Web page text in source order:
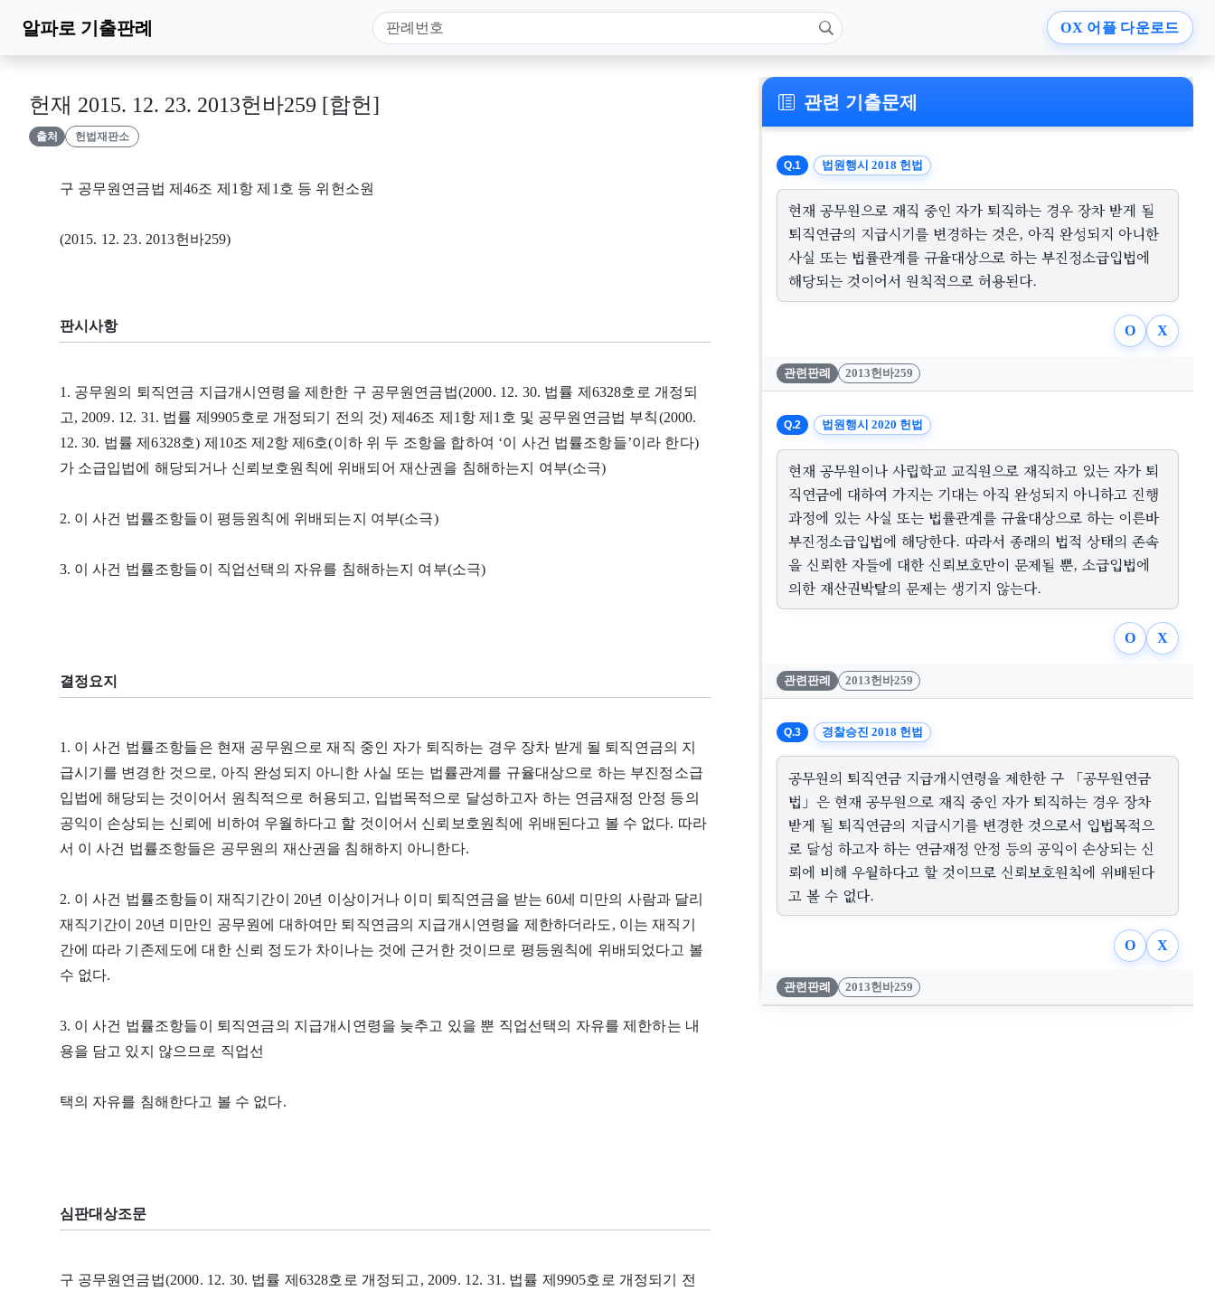
알파로 기출판례 OX 어플 다운로드
헌재 2015. 12. 23. 2013헌바259 [합헌]
출처 헌법재판소
구 공무원연금법 제46조 제1항 제1호 등 위헌소원
(2015. 12. 23. 2013헌바259)
판시사항
1. 공무원의 퇴직연금 지급개시연령을 제한한 구 공무원연금법(2000. 12. 30. 법률 제6328호로 개정되
고, 2009. 12. 31. 법률 제9905호로 개정되기 전의 것) 제46조 제1항 제1호 및 공무원연금법 부칙(2000.
12. 30. 법률 제6328호) 제10조 제2항 제6호(이하 위 두 조항을 합하여 ‘이 사건 법률조항들’이라 한다)
가 소급입법에 해당되거나 신뢰보호원칙에 위배되어 재산권을 침해하는지 여부(소극)
2. 이 사건 법률조항들이 평등원칙에 위배되는지 여부(소극)
3. 이 사건 법률조항들이 직업선택의 자유를 침해하는지 여부(소극)
결정요지
1. 이 사건 법률조항들은 현재 공무원으로 재직 중인 자가 퇴직하는 경우 장차 받게 될 퇴직연금의 지
급시기를 변경한 것으로, 아직 완성되지 아니한 사실 또는 법률관계를 규율대상으로 하는 부진정소급
입법에 해당되는 것이어서 원칙적으로 허용되고, 입법목적으로 달성하고자 하는 연금재정 안정 등의
공익이 손상되는 신뢰에 비하여 우월하다고 할 것이어서 신뢰보호원칙에 위배된다고 볼 수 없다. 따라
서 이 사건 법률조항들은 공무원의 재산권을 침해하지 아니한다.
2. 이 사건 법률조항들이 재직기간이 20년 이상이거나 이미 퇴직연금을 받는 60세 미만의 사람과 달리
재직기간이 20년 미만인 공무원에 대하여만 퇴직연금의 지급개시연령을 제한하더라도, 이는 재직기
간에 따라 기존제도에 대한 신뢰 정도가 차이나는 것에 근거한 것이므로 평등원칙에 위배되었다고 볼
수 없다.
3. 이 사건 법률조항들이 퇴직연금의 지급개시연령을 늦추고 있을 뿐 직업선택의 자유를 제한하는 내
용을 담고 있지 않으므로 직업선
택의 자유를 침해한다고 볼 수 없다.
심판대상조문
구 공무원연금법(2000. 12. 30. 법률 제6328호로 개정되고, 2009. 12. 31. 법률 제9905호로 개정되기 전
관련 기출문제
Q.1 법원행시 2018 헌법
현재 공무원으로 재직 중인 자가 퇴직하는 경우 장차 받게 될
퇴직연금의 지급시기를 변경하는 것은, 아직 완성되지 아니한
사실 또는 법률관계를 규율대상으로 하는 부진정소급입법에
해당되는 것이어서 원칙적으로 허용된다.
O X
관련판례 2013헌바259
Q.2 법원행시 2020 헌법
현재 공무원이나 사립학교 교직원으로 재직하고 있는 자가 퇴
직연금에 대하여 가지는 기대는 아직 완성되지 아니하고 진행
과정에 있는 사실 또는 법률관계를 규율대상으로 하는 이른바
부진정소급입법에 해당한다. 따라서 종래의 법적 상태의 존속
을 신뢰한 자들에 대한 신뢰보호만이 문제될 뿐, 소급입법에
의한 재산권박탈의 문제는 생기지 않는다.
O X
관련판례 2013헌바259
Q.3 경찰승진 2018 헌법
공무원의 퇴직연금 지급개시연령을 제한한 구 「공무원연금
법」은 현재 공무원으로 재직 중인 자가 퇴직하는 경우 장차
받게 될 퇴직연금의 지급시기를 변경한 것으로서 입법목적으
로 달성 하고자 하는 연금재정 안정 등의 공익이 손상되는 신
뢰에 비해 우월하다고 할 것이므로 신뢰보호원칙에 위배된다
고 볼 수 없다.
O X
관련판례 2013헌바259